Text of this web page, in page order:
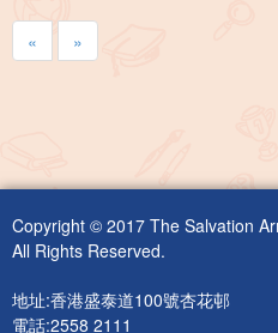
« »
Copyright © 2017 The Salvation
All Rights Reserved.
地址:香港盛泰道100號杏花邨
電話:2558 2111